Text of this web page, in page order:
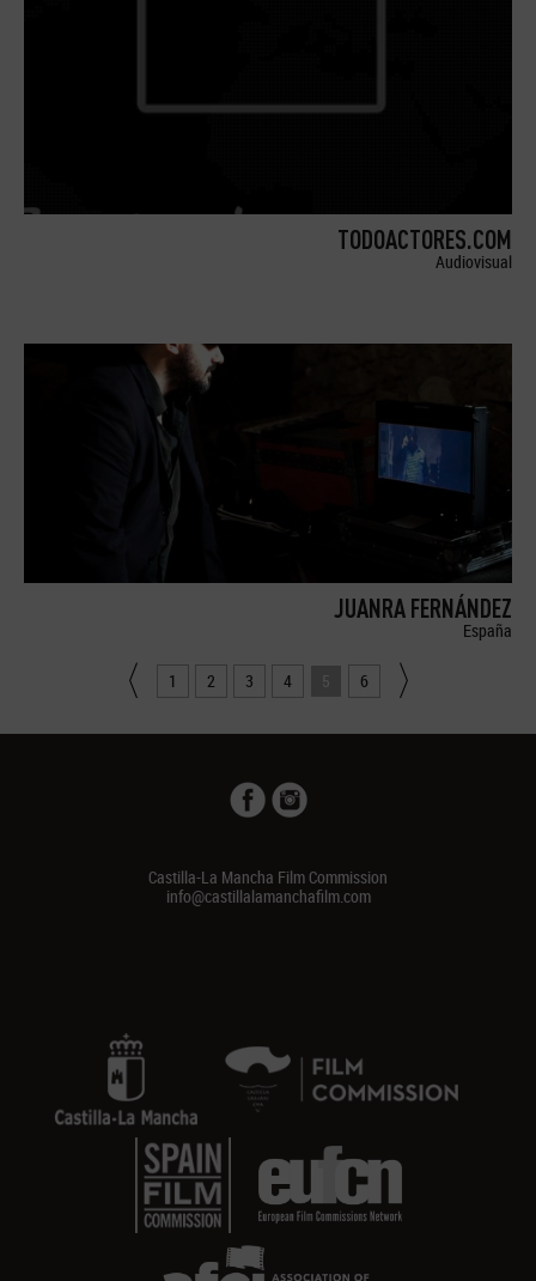
TODOACTORES.COM
Audiovisual
JUANRA FERNÁNDEZ
España
1 2 3 4 5 6
Castilla-La Mancha Film Commission
info@castillalamanchafilm.com